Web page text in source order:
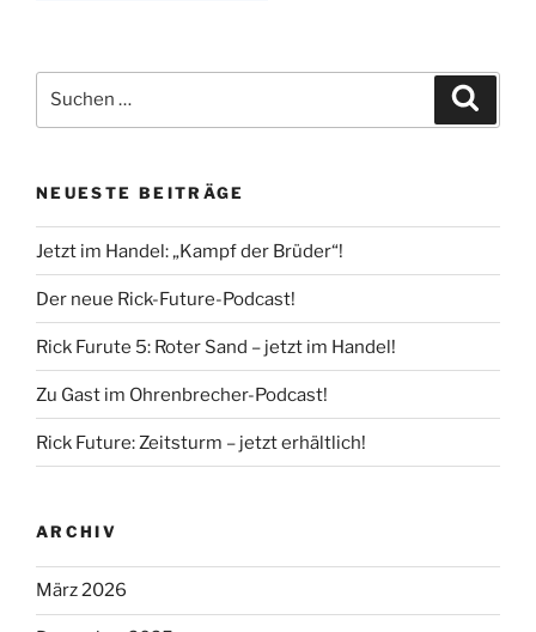
nach:
NEUESTE BEITRÄGE
Jetzt im Handel: „Kampf der Brüder“!
Der neue Rick-Future-Podcast!
Rick Furute 5: Roter Sand – jetzt im Handel!
Zu Gast im Ohrenbrecher-Podcast!
Rick Future: Zeitsturm – jetzt erhältlich!
ARCHIV
März 2026